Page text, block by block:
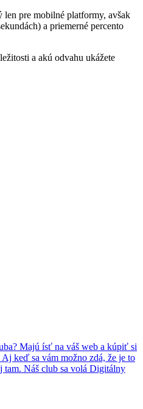
len pre mobilné platformy, avšak
a priemerné percento
a akú odvahu ukážete